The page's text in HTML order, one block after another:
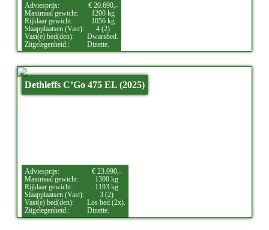
Adviesprijs:
€ 20.690,-
Maximaal gewicht:
1200 kg
Rijklaar gewicht:
1056 kg
Slaapplaatsen (Vast):
4 (2)
Vast(e) bed(den):
Dwarsbed.
Zitgelegenheid.:
Dinette.
Dethleffs C’Go 475 EL (2025)
Adviesprijs:
€ 23.090,-
Maximaal gewicht:
1300 kg
Rijklaar gewicht:
1193 kg
Slaapplaatsen (Vast):
3 (2)
Vast(e) bed(den):
Los bed (2x).
Zitgelegenheid.:
Dinette.